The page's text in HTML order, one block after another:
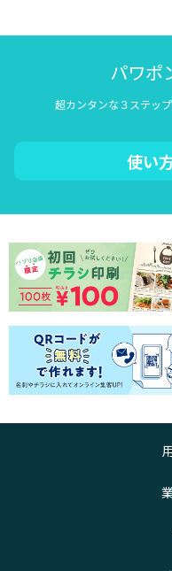
パワポ
超カンタンな３ステッ
使い